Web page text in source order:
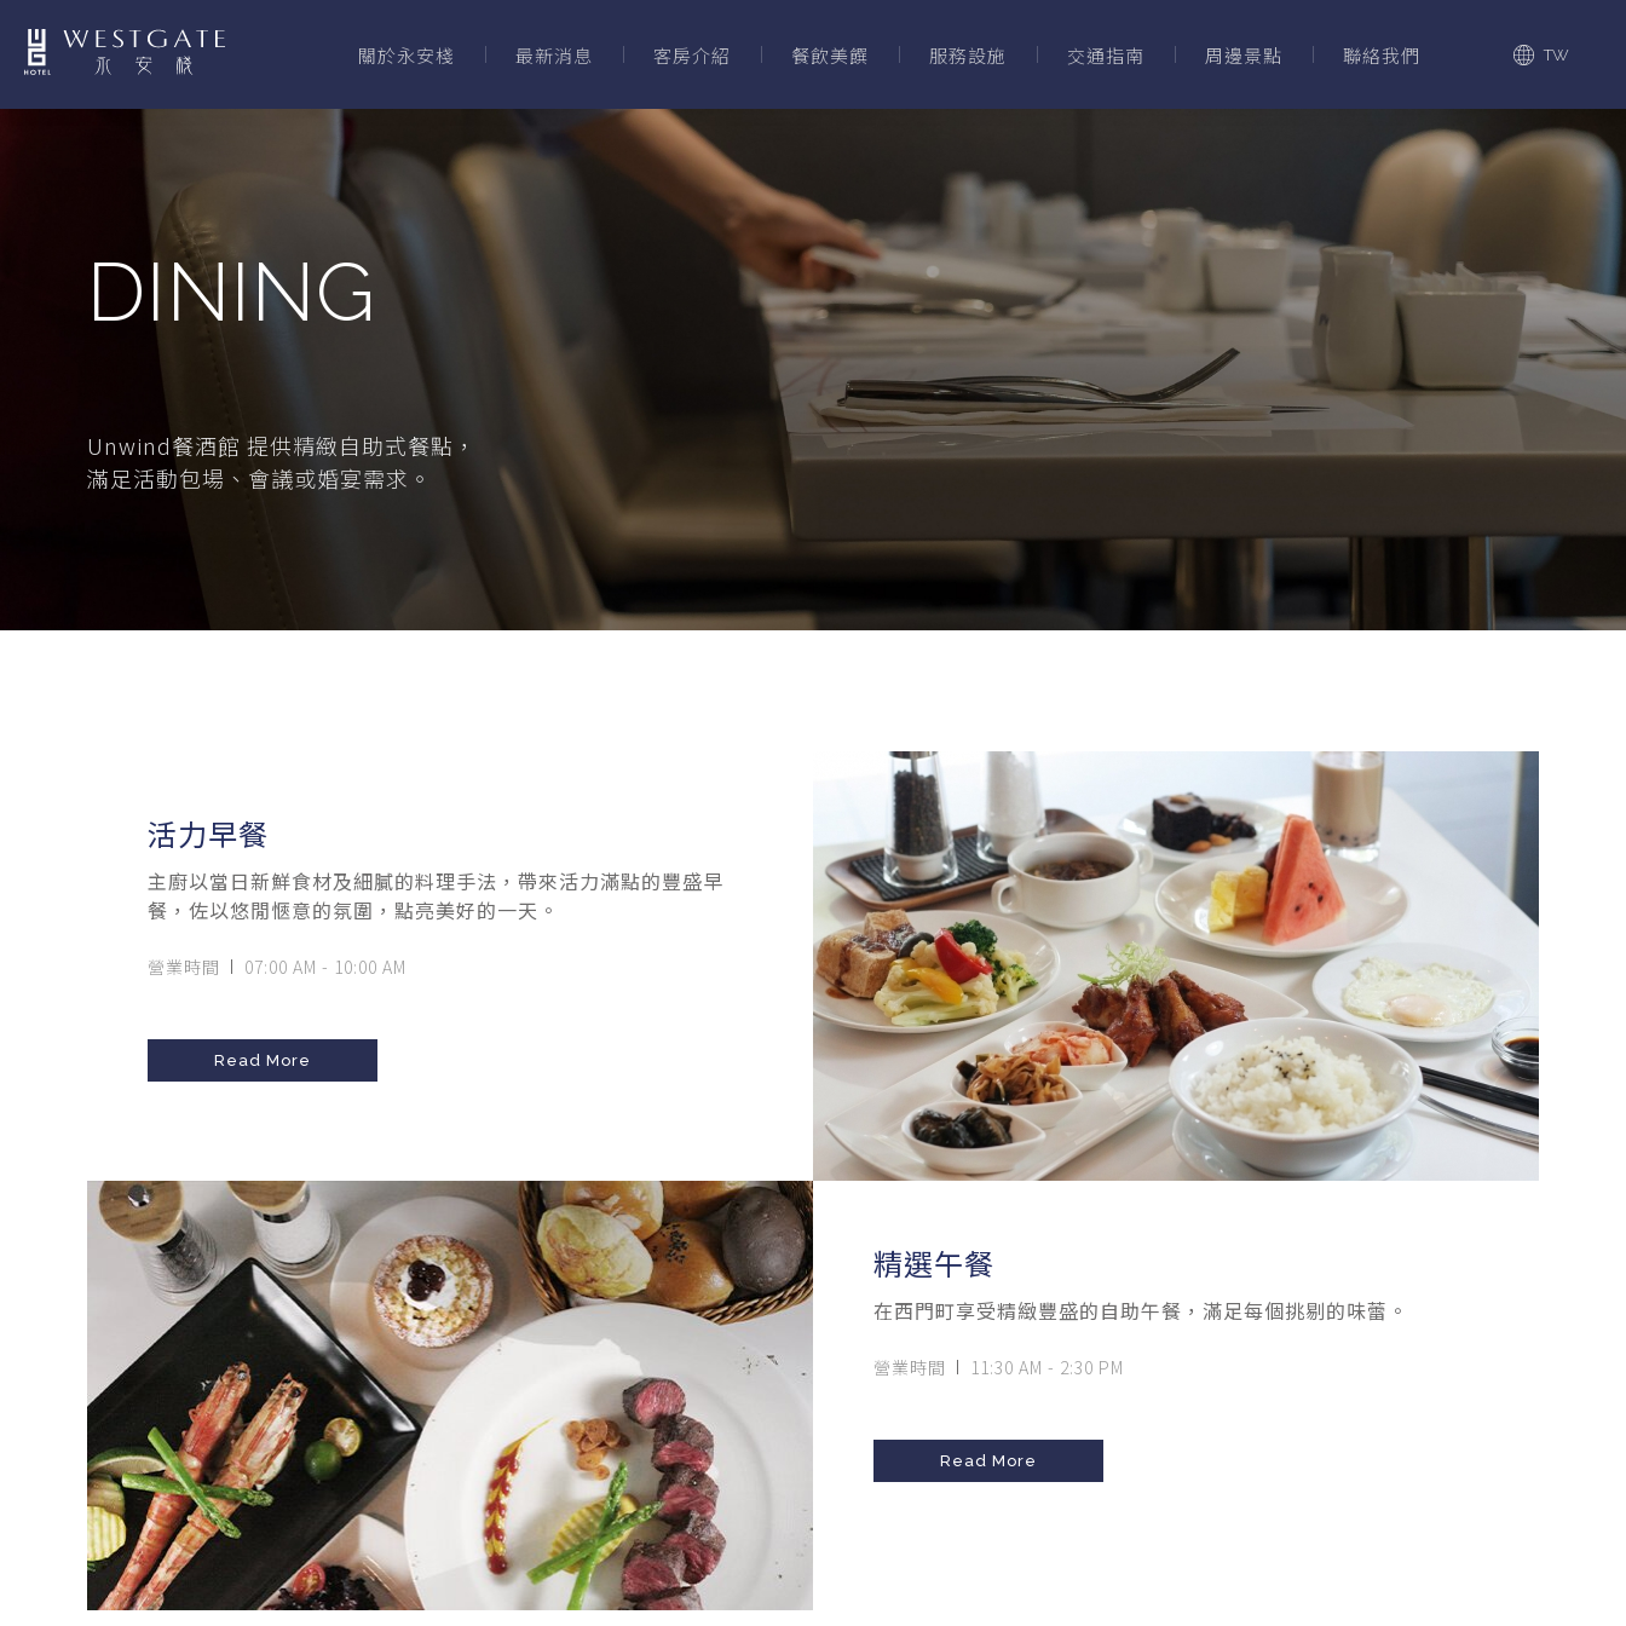
關於永安棧 最新消息 客房介紹 餐飲美饌 服務設施 交通指南 周邊景點 聯絡我們 TW
DINING
Unwind餐酒館 提供精緻自助式餐點，
滿足活動包場、會議或婚宴需求。
活力早餐
主廚以當日新鮮食材及細膩的料理手法，帶來活力滿點的豐盛早
餐，佐以悠閒愜意的氛圍，點亮美好的一天。
營業時間 07:00 AM - 10:00 AM
Read More
精選午餐
在西門町享受精緻豐盛的自助午餐，滿足每個挑剔的味蕾。
營業時間 11:30 AM - 2:30 PM
Read More